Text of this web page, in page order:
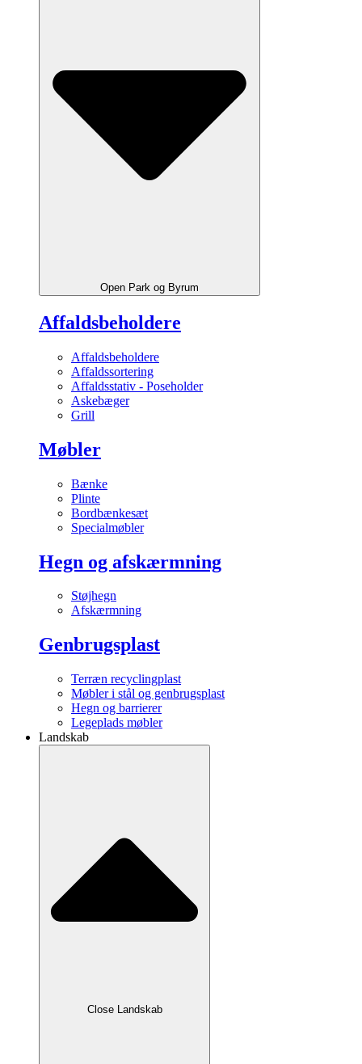
Open Park og Byrum
Affaldsbeholdere
Affaldsbeholdere
Affaldssortering
Affaldsstativ - Poseholder
Askebæger
Grill
Møbler
Bænke
Plinte
Bordbænkesæt
Specialmøbler
Hegn og afskærmning
Støjhegn
Afskærmning
Genbrugsplast
Terræn recyclingplast
Møbler i stål og genbrugsplast
Hegn og barrierer
Legeplads møbler
Landskab
Close Landskab